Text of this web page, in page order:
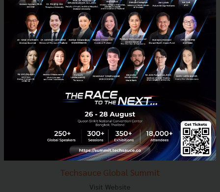
E-mail :contact@techsauce.co
Tel : 02-001-5375
Mobile : 06-4658-9500
Techsauce Media
About Techsauce
Techsauce Services
Privacy Policy
ส่งบทความ
Techsauce Global Summit
Visit Website